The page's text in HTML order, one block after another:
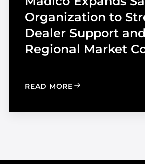
TINT
Organization to
Dealer Support and
Regional Market
READ MORE: MADICO